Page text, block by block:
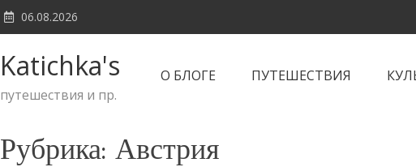
Skip
to
06.08.2026
Katichka's
путешествия и пр.
О БЛОГЕ ПУТЕШЕСТВИЯ
Рубрика: Австрия